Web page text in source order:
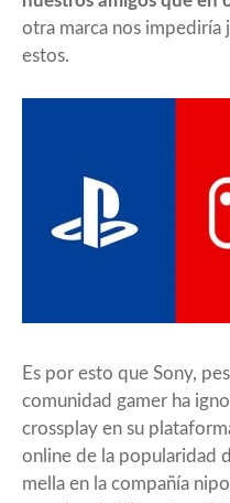
otra marca nos impediría
estos.
Es por esto que Sony,
comunidad gamer ha
crossplay en su
online de la popularidad
mella en la compañía